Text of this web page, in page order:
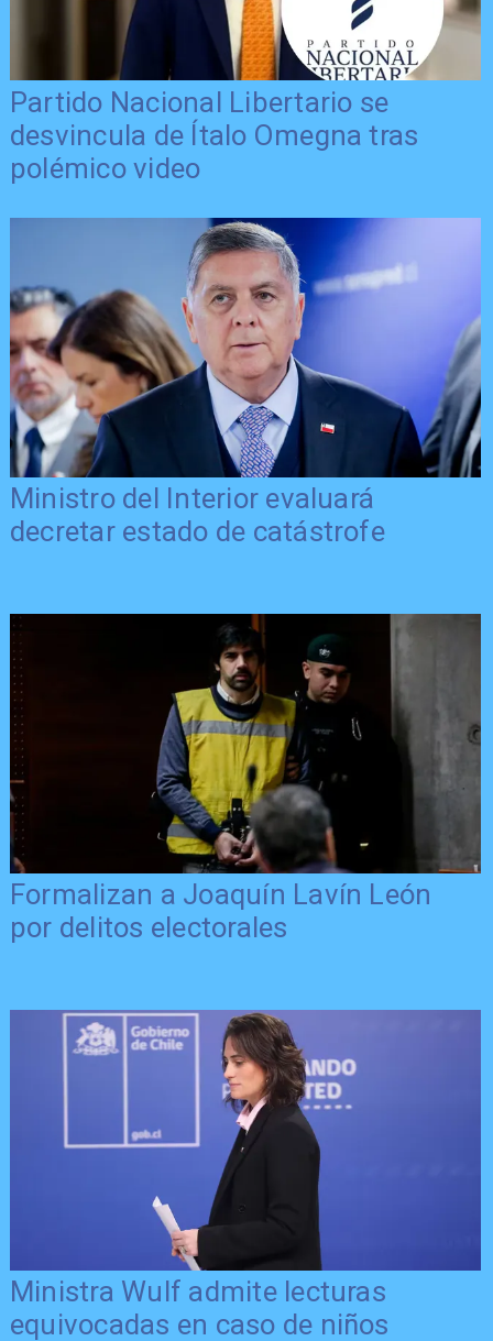
Partido Nacional Libertario se
desvincula de Ítalo Omegna tras
polémico video
Ministro del Interior evaluará
decretar estado de catástrofe
Formalizan a Joaquín Lavín León
por delitos electorales
Ministra Wulf admite lecturas
equivocadas en caso de niños